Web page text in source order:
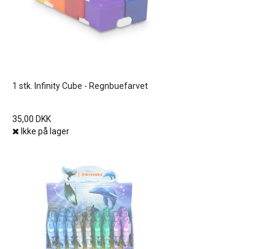
1 stk. Infinity Cube - Regnbuefarvet
35,00 DKK
Ikke på lager